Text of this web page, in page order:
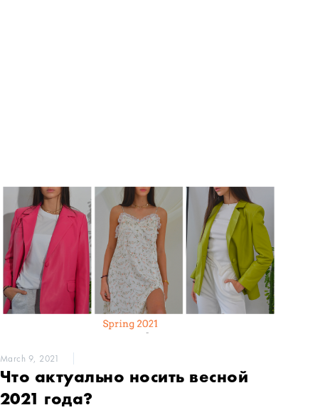
March 9, 2021
Что актуально носить весной
2021 года?